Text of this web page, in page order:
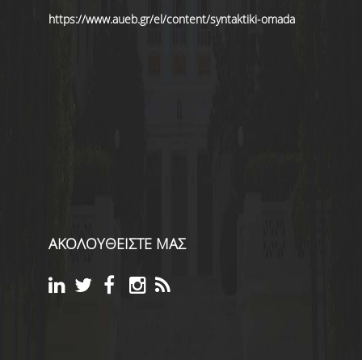
https://www.aueb.gr/el/content/syntaktiki-omada
ΑΚΟΛΟΥΘΕΙΣΤΕ ΜΑΣ